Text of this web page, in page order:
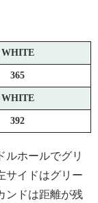
WHITE
365
WHITE
392
ルホールでグリ
サイドはグリー
ンドは距離が残